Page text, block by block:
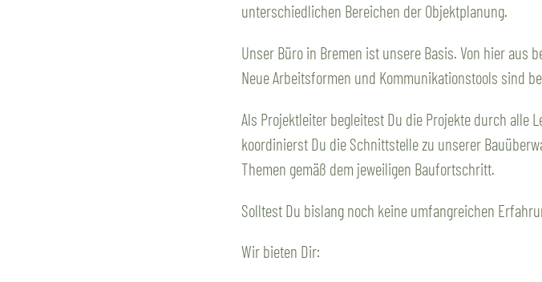
unterschiedlichen Bereichen der Objektplanung.
Unser Büro in Bremen ist unsere Basis. Von hier aus
Neue Arbeitsformen und Kommunikationstools sind
Als Projektleiter begleitest Du die Projekte durch alle
koordinierst Du die Schnittstelle zu unserer
Themen gemäß dem jeweiligen Baufortschritt.
Solltest Du bislang noch keine umfangreichen
Wir bieten Dir: